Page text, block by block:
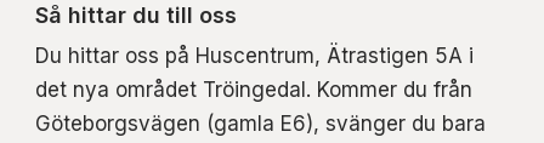
Så hittar du till oss
Du hittar oss på Huscentrum, Ätrastigen 5A i
det nya området Tröingedal. Kommer du från
Göteborgsvägen (gamla E6), svänger du bara